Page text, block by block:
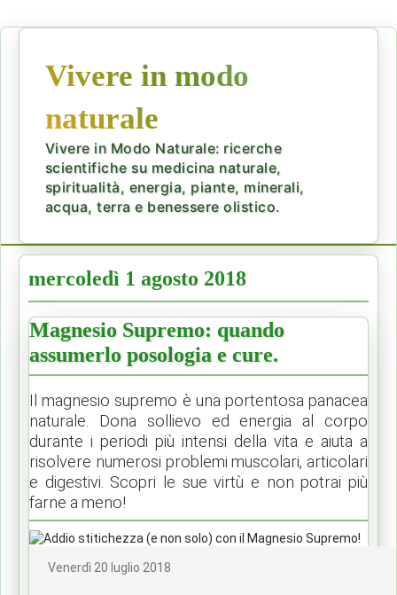
Vivere in modo
naturale
Vivere in Modo Naturale: ricerche
scientifiche su medicina naturale,
spiritualità, energia, piante, minerali,
acqua, terra e benessere olistico.
mercoledì 1 agosto 2018
Magnesio Supremo: quando
assumerlo posologia e cure.
Il magnesio supremo è una portentosa panacea
naturale. Dona sollievo ed energia al corpo
durante i periodi più intensi della vita e aiuta a
risolvere numerosi problemi muscolari, articolari
e digestivi. Scopri le sue virtù e non potrai più
farne a meno!
Venerdì 20 luglio 2018